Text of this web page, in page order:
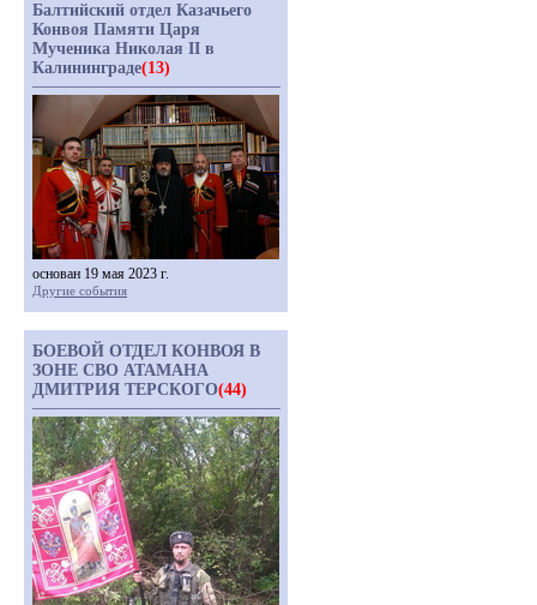
Балтийский отдел Казачьего
Конвоя Памяти Царя
Мученика Николая II в
Калининграде(13)
основан 19 мая 2023 г.
Другие события
БОЕВОЙ ОТДЕЛ КОНВОЯ В
ЗОНЕ СВО АТАМАНА
ДМИТРИЯ ТЕРСКОГО(44)